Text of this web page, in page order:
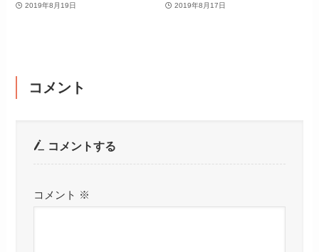
2019年8月19日 2019年8月17日
コメント
コメントする
コメント ※